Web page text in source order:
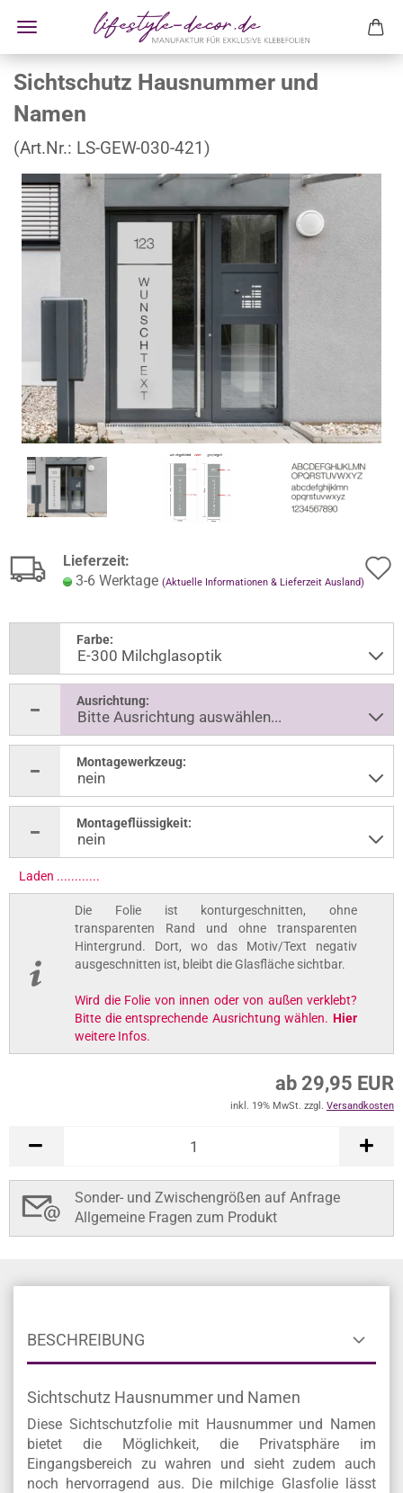
Sichtschutz Hausnummer und
Namen
(Art.Nr.: LS-GEW-030-421)
Lieferzeit:
3-6 Werktage (Aktuelle Informationen & Lieferzeit Ausland)
Farbe:
Ausrichtung:
Montagewerkzeug:
Montageflüssigkeit:
Laden ..............
Die Folie ist konturgeschnitten, ohne
transparenten Rand und ohne transparenten
Hintergrund. Dort, wo das Motiv/Text negativ
ausgeschnitten ist, bleibt die Glasfläche sichtbar.
Wird die Folie von innen oder von außen verklebt?
Bitte die entsprechende Ausrichtung wählen. Hier
weitere Infos.
ab 29,95 EUR
inkl. 19% MwSt. zzgl. Versandkosten
Sonder- und Zwischengrößen auf Anfrage
Allgemeine Fragen zum Produkt
BESCHREIBUNG
Sichtschutz Hausnummer und Namen
Diese Sichtschutzfolie mit Hausnummer und Namen
bietet die Möglichkeit, die Privatsphäre im
Eingangsbereich zu wahren und sieht zudem auch
noch hervorragend aus. Die milchige Glasfolie lässt